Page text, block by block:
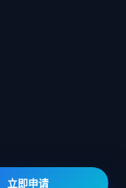
立即申请